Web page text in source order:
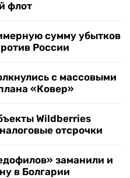
флот
сумму убытков
России
с массовыми
«Ковер»
Wildberries
отсрочки
заманили и
в Болгарии